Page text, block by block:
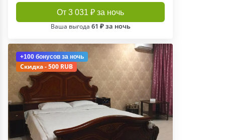
От 3 031 ₽ за ночь
Ваша выгода 61 ₽ за ночь
+100 бонусов за ночь
Скидка - 500 RUB